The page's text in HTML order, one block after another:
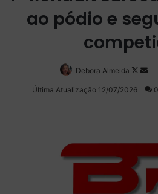
ao pódio e
Debora Almeida
Follow
onum
Última Atualização 12/07/2026 0